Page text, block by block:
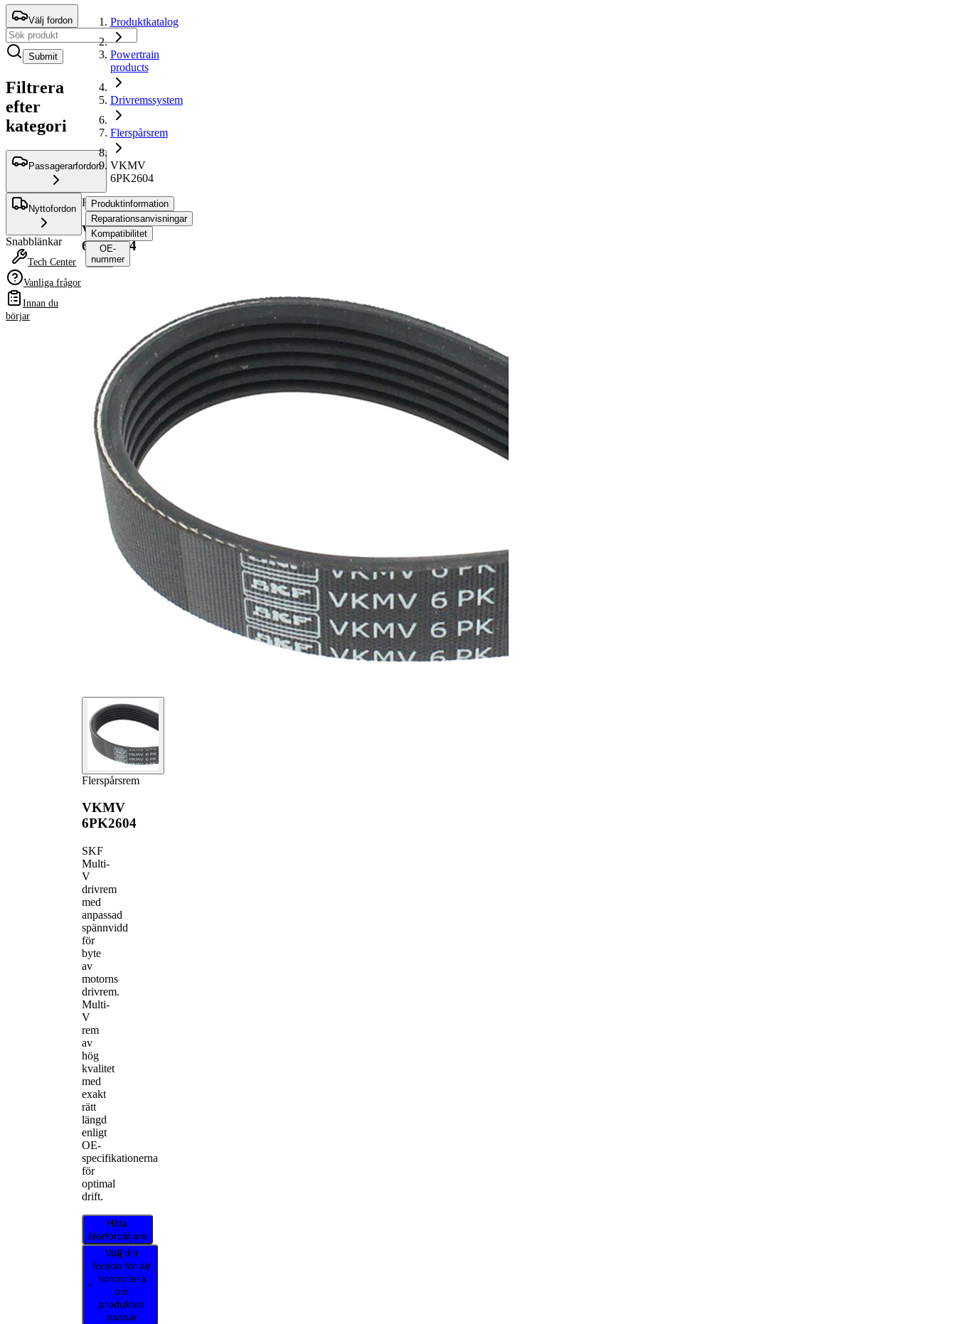
Välj fordon
Submit
Filtrera
efter
kategori
Passagerarfordon
Nyttofordon
Snabblänkar
Tech Center
Vanliga frågor
Innan du
börjar
Produktkatalog
Powertrain
products
Drivremssystem
Flerspårsrem
VKMV
6PK2604
Flerspårsrem
VKMV
6PK2604
Flerspårsrem
VKMV
6PK2604
SKF
Multi-
V
drivrem
med
anpassad
spännvidd
för
byte
av
motorns
drivrem.
Multi-
V
rem
av
hög
kvalitet
med
exakt
rätt
längd
enligt
OE-
specifikationerna
för
optimal
drift.
Hitta
återförsäljare
Välj ditt
fordon för att
kontrollera
om
produkten
passar
Produktinformation
Reparationsanvisningar
Kompatibilitet
OE-
nummer
Värde
2604 mm
21,36 mm
svart
Ribbantal
6
SVHC
Inga SVHC-
substanser
tillhanda!
Remmaterial
EPDM
(etylpropylen-
dien-gummi)